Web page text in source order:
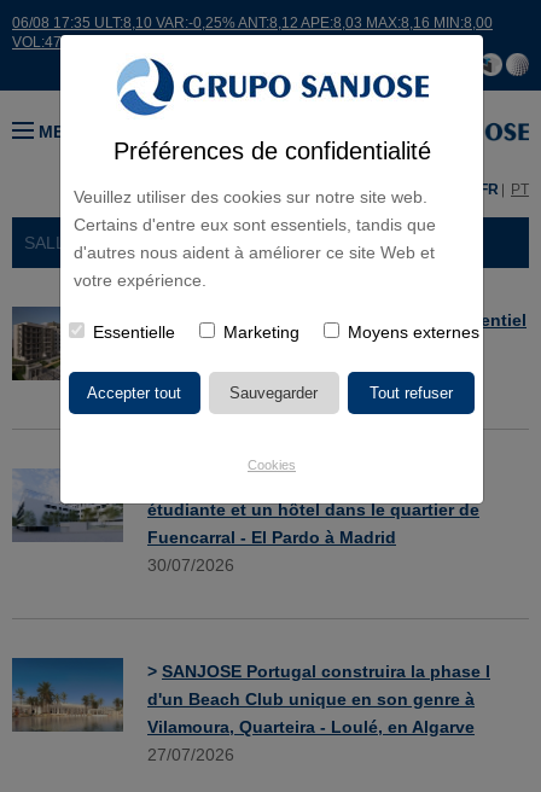
Préférences de confidentialité
Veuillez utiliser des cookies sur notre site web.
Certains d'entre eux sont essentiels, tandis que
d'autres nous aident à améliorer ce site Web et
votre expérience.
Essentielle Marketing Moyens externes
Cookies
06/08 17:35 ULT:8,10 VAR:-0,25% ANT:8,12 APE:8,03 MAX:8,16 MIN:8,00
VOL:47811
MENU
ES FR PT
SALLE DE PRESSE > NOUVELLES
SANJOSE construira le complexe résidentiel
Viveros à Valladolid
05/08/2026
étudiante et un hôtel dans le quartier de
Fuencarral - El Pardo à Madrid
30/07/2026
> SANJOSE Portugal construira la phase I
d'un Beach Club unique en son genre à
Vilamoura, Quarteira - Loulé, en Algarve
27/07/2026